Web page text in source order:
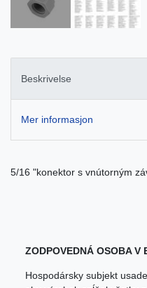
Beskrivelse
Mer informasjon
5/16 "konektor s vnútorným
ZODPOVEDNÁ OSOBA V
Hospodársky subjekt